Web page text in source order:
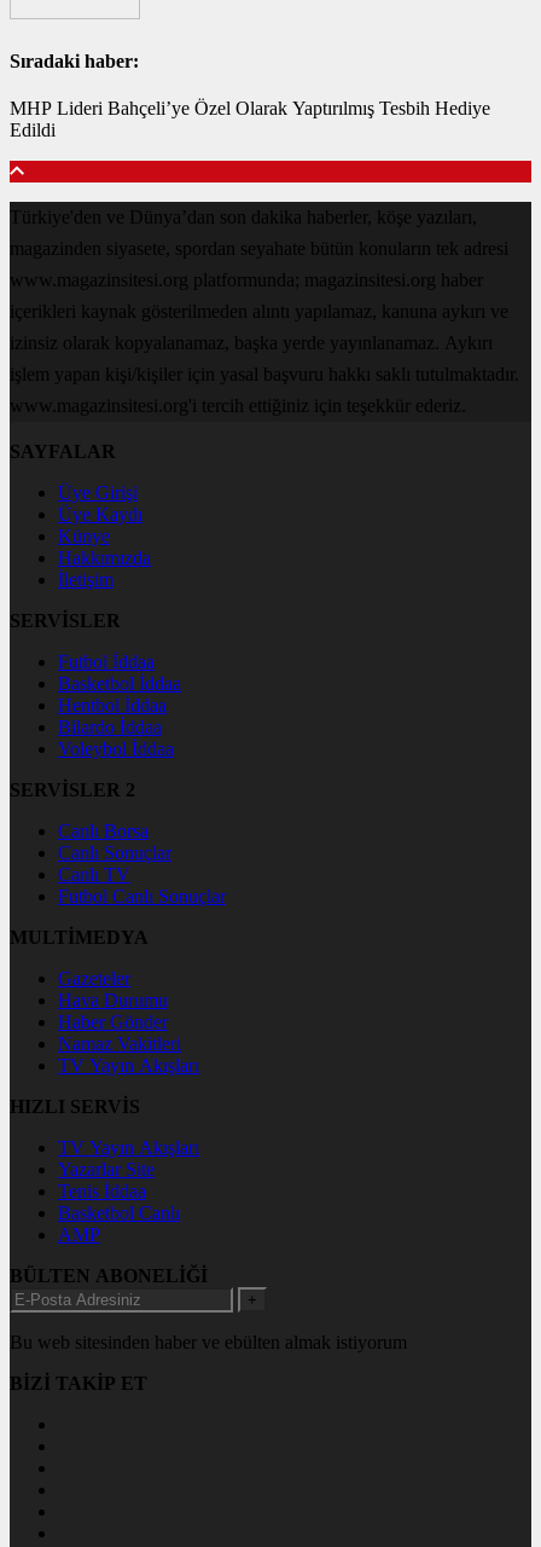
Sıradaki haber:
MHP Lideri Bahçeli’ye Özel Olarak Yaptırılmış Tesbih Hediye
Edildi
Türkiye'den ve Dünya’dan son dakika haberler, köşe yazıları,
magazinden siyasete, spordan seyahate bütün konuların tek adresi
www.magazinsitesi.org platformunda; magazinsitesi.org haber
içerikleri kaynak gösterilmeden alıntı yapılamaz, kanuna aykırı ve
izinsiz olarak kopyalanamaz, başka yerde yayınlanamaz. Aykırı
işlem yapan kişi/kişiler için yasal başvuru hakkı saklı tutulmaktadır.
www.magazinsitesi.org'i tercih ettiğiniz için teşekkür ederiz.
SAYFALAR
Üye Girişi
Üye Kaydı
Künye
Hakkımızda
İletişim
SERVİSLER
Futbol İddaa
Basketbol İddaa
Hentbol İddaa
Bilardo İddaa
Voleybol İddaa
SERVİSLER 2
Canlı Borsa
Canlı Sonuçlar
Canlı TV
Futbol Canlı Sonuçlar
MULTİMEDYA
Gazeteler
Hava Durumu
Haber Gönder
Namaz Vakitleri
TV Yayın Akışları
HIZLI SERVİS
TV Yayın Akışları
Yazarlar Site
Tenis İddaa
Basketbol Canlı
AMP
BÜLTEN ABONELİĞİ
+
Bu web sitesinden haber ve ebülten almak istiyorum
BİZİ TAKİP ET